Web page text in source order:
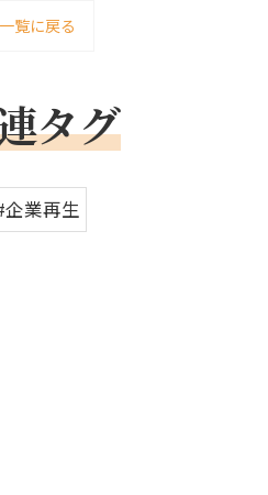
一覧に戻る
タグ
企業再生